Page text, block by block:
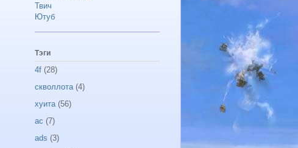
Твич
Ютуб
Тэги
4f (28)
скволлота (4)
хуита (56)
ac (7)
ads (3)